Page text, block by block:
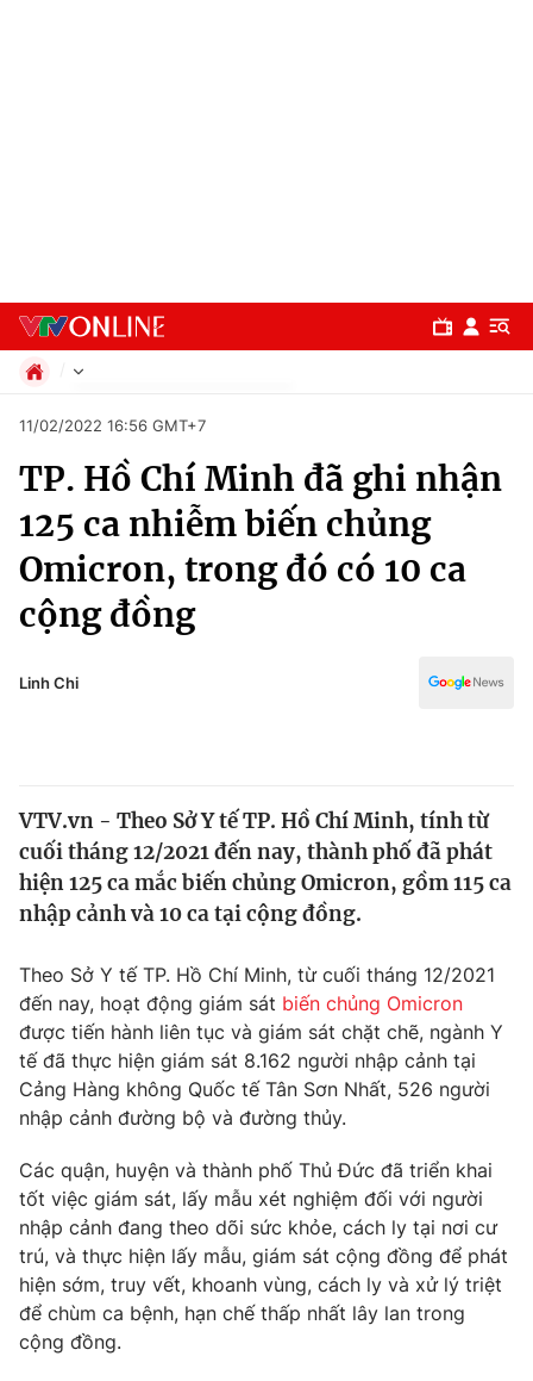
Chuyên mục
Chính trị
Xã hội
Pháp luật
Thế giới
Tin tức
Thế giới đó đây
Câu chuyện quốc tế
Kinh tế
Thị trường
Góc doanh nghiệp
Truyền hình
Phim VTV
Hậu trường
Nhân vật
Khán giả
Giải sao mai
Giải trí
Âm nhạc
Sao
Đời sống
Du lịch
Làm đẹp
Chất lượng cuộc sống
Giáo dục
Tuyển sinh
Học trực tuyến
Công nghệ
Hitech Công nghệ tương lai
Xã hội
Pháp luật
Thể thao
Truyền hình
Văn hóa - Giải trí
Y tế
11/02/2022 16:56 GMT+7
TP. Hồ Chí Minh đã ghi nhận
125 ca nhiễm biến chủng
Omicron, trong đó có 10 ca
cộng đồng
Linh Chi
VTV.vn - Theo Sở Y tế TP. Hồ Chí Minh, tính từ
cuối tháng 12/2021 đến nay, thành phố đã phát
hiện 125 ca mắc biến chủng Omicron, gồm 115 ca
nhập cảnh và 10 ca tại cộng đồng.
Theo Sở Y tế TP. Hồ Chí Minh, từ cuối tháng 12/2021
đến nay, hoạt động giám sát biến chủng Omicron
được tiến hành liên tục và giám sát chặt chẽ, ngành Y
tế đã thực hiện giám sát 8.162 người nhập cảnh tại
Cảng Hàng không Quốc tế Tân Sơn Nhất, 526 người
nhập cảnh đường bộ và đường thủy.
Các quận, huyện và thành phố Thủ Đức đã triển khai
tốt việc giám sát, lấy mẫu xét nghiệm đối với người
nhập cảnh đang theo dõi sức khỏe, cách ly tại nơi cư
trú, và thực hiện lấy mẫu, giám sát cộng đồng để phát
hiện sớm, truy vết, khoanh vùng, cách ly và xử lý triệt
để chùm ca bệnh, hạn chế thấp nhất lây lan trong
cộng đồng.